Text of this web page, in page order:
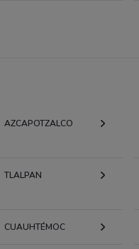
AZCAPOTZALCO
TLALPAN
CUAUHTÉMOC